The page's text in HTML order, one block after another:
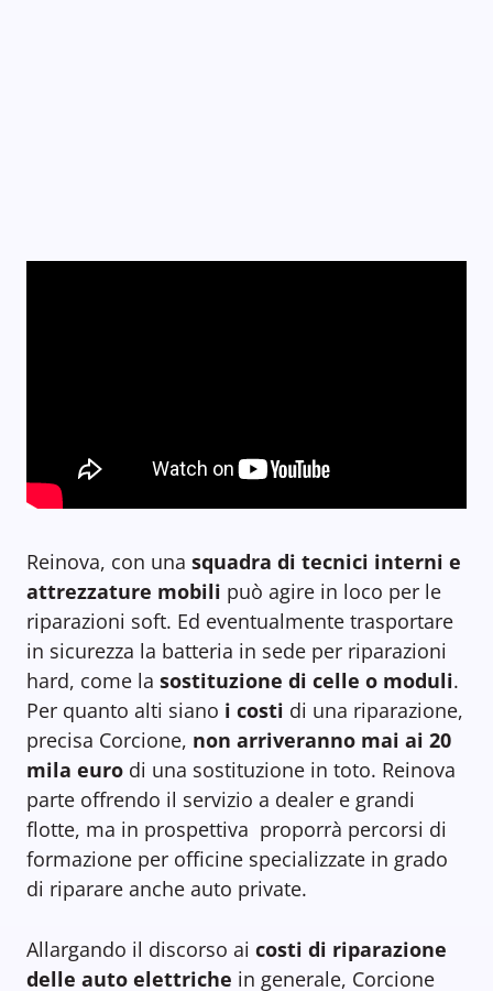
Reinova, con una squadra di tecnici interni e
attrezzature mobili può agire in loco per le
riparazioni soft. Ed eventualmente trasportare
in sicurezza la batteria in sede per riparazioni
hard, come la sostituzione di celle o moduli.
Per quanto alti siano i costi di una riparazione,
precisa Corcione, non arriveranno mai ai 20
mila euro di una sostituzione in toto. Reinova
parte offrendo il servizio a dealer e grandi
flotte, ma in prospettiva proporrà percorsi di
formazione per officine specializzate in grado
di riparare anche auto private.
Allargando il discorso ai costi di riparazione
delle auto elettriche in generale, Corcione